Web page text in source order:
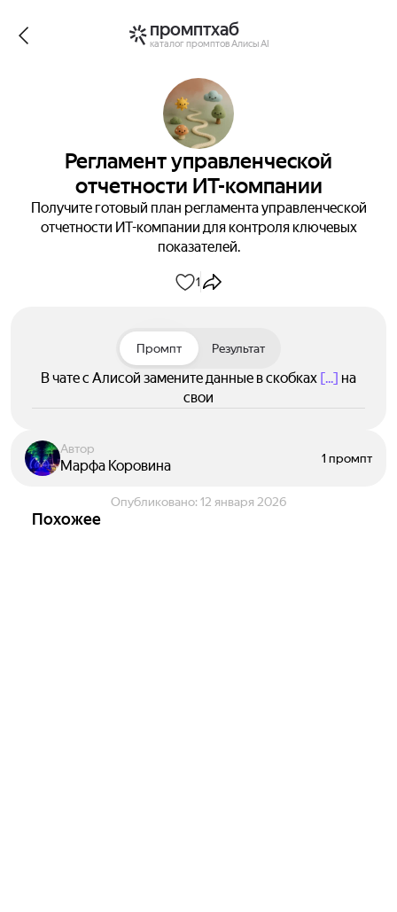
промптхаб
каталог промптов Алисы AI
Регламент управленческой
отчетности ИТ-компании
Получите готовый план регламента управленческой
отчетности ИТ-компании для контроля ключевых
показателей.
1
Промпт Результат
В чате с Алисой замените данные в скобках [...] на
свои
Автор
Марфа Коровина 1 промпт
Опубликовано: 12 января 2026
Похожее